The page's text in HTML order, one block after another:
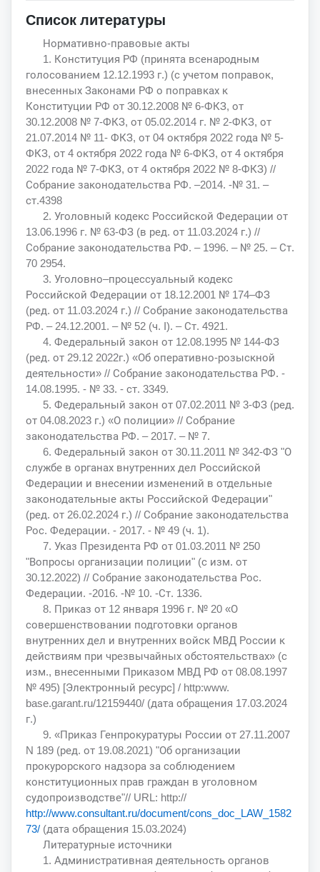
Список литературы
Нормативно-правовые акты
1. Конституция РФ (принята всенародным
голосованием 12.12.1993 г.) (с учетом поправок,
внесенных Законами РФ о поправках к
Конституции РФ от 30.12.2008 № 6-ФКЗ, от
30.12.2008 № 7-ФКЗ, от 05.02.2014 г. № 2-ФКЗ, от
21.07.2014 № 11- ФКЗ, от 04 октября 2022 года № 5-
ФКЗ, от 4 октября 2022 года № 6-ФКЗ, от 4 октября
2022 года № 7-ФКЗ, от 4 октября 2022 № 8-ФКЗ) //
Собрание законодательства РФ. –2014. -№ 31. –
ст.4398
2. Уголовный кодекс Российской Федерации от
13.06.1996 г. № 63-ФЗ (в ред. от 11.03.2024 г.) //
Собрание законодательства РФ. – 1996. – № 25. – Ст.
70 2954.
3. Уголовно–процессуальный кодекс
Российской Федерации от 18.12.2001 № 174–ФЗ
(ред. от 11.03.2024 г.) // Собрание законодательства
РФ. – 24.12.2001. – № 52 (ч. I). – Ст. 4921.
4. Федеральный закон от 12.08.1995 № 144-ФЗ
(ред. от 29.12 2022г.) «Об оперативно-розыскной
деятельности» // Собрание законодательства РФ. -
14.08.1995. - № 33. - ст. 3349.
5. Федеральный закон от 07.02.2011 № 3-ФЗ (ред.
от 04.08.2023 г.) «О полиции» // Собрание
законодательства РФ. – 2017. – № 7.
6. Федеральный закон от 30.11.2011 № 342-ФЗ "О
службе в органах внутренних дел Российской
Федерации и внесении изменений в отдельные
законодательные акты Российской Федерации"
(ред. от 26.02.2024 г.) // Собрание законодательства
Рос. Федерации. - 2017. - № 49 (ч. 1).
7. Указ Президента РФ от 01.03.2011 № 250
"Вопросы организации полиции" (с изм. от
30.12.2022) // Собрание законодательства Рос.
Федерации. -2016. -№ 10. -Ст. 1336.
8. Приказ от 12 января 1996 г. № 20 «О
совершенствовании подготовки органов
внутренних дел и внутренних войск МВД России к
действиям при чрезвычайных обстоятельствах» (с
изм., внесенными Приказом МВД РФ от 08.08.1997
№ 495) [Электронный ресурс] / http:www.
base.garant.ru/12159440/ (дата обращения 17.03.2024
г.)
9. «Приказ Генпрокуратуры России от 27.11.2007
N 189 (ред. от 19.08.2021) "Об организации
прокурорского надзора за соблюдением
конституционных прав граждан в уголовном
судопроизводстве"// URL: http://
http://www.consultant.ru/document/cons_doc_LAW_1582
73/ (дата обращения 15.03.2024)
Литературные источники
1. Административная деятельность органов